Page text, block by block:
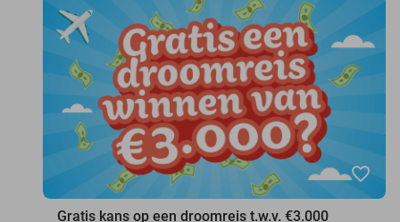
favorite_border
Gratis kans op een droomreis t.w.v. €3.000